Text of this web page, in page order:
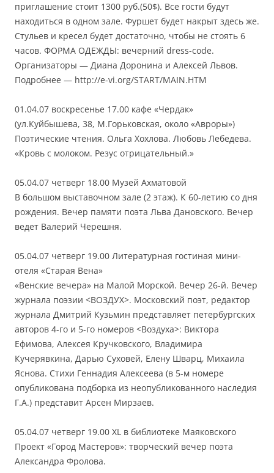
приглашение стоит 1300 руб.(50$). Все гости будут
находиться в одном зале. Фуршет будет накрыт здесь же.
Стульев и кресел будет достаточно, чтобы не стоять 6
часов. ФОРМА ОДЕЖДЫ: вечерний dress-code.
Организаторы — Диана Доронина и Алексей Львов.
Подробнее — http://e-vi.org/START/MAIN.HTM
01.04.07 воскресенье 17.00 кафе «Чердак»
(ул.Куйбышева, 38, М.Горьковская, около «Авроры»)
Поэтические чтения. Ольга Хохлова. Любовь Лебедева.
«Кровь с молоком. Резус отрицательный.»
05.04.07 четверг 18.00 Музей Ахматовой
В большом выставочном зале (2 этаж). К 60-летию со дня
рождения. Вечер памяти поэта Льва Дановского. Вечер
ведет Валерий Черешня.
05.04.07 четверг 19.00 Литературная гостиная мини-
отеля «Старая Вена»
«Венские вечера» на Малой Морской. Вечер 26-й. Вечер
журнала поэзии <ВОЗДУХ>. Московский поэт, редактор
журнала Дмитрий Кузьмин представляет петербургских
авторов 4-го и 5-го номеров <Воздуха>: Виктора
Ефимова, Алексея Кручковского, Владимира
Кучерявкина, Дарью Суховей, Елену Шварц, Михаила
Яснова. Стихи Геннадия Алексеева (в 5-м номере
опубликована подборка из неопубликованного наследия
Г.А.) представит Арсен Мирзаев.
05.04.07 четверг 19.00 XL в библиотеке Маяковского
Проект «Город Мастеров»: творческий вечер поэта
Александра Фролова.